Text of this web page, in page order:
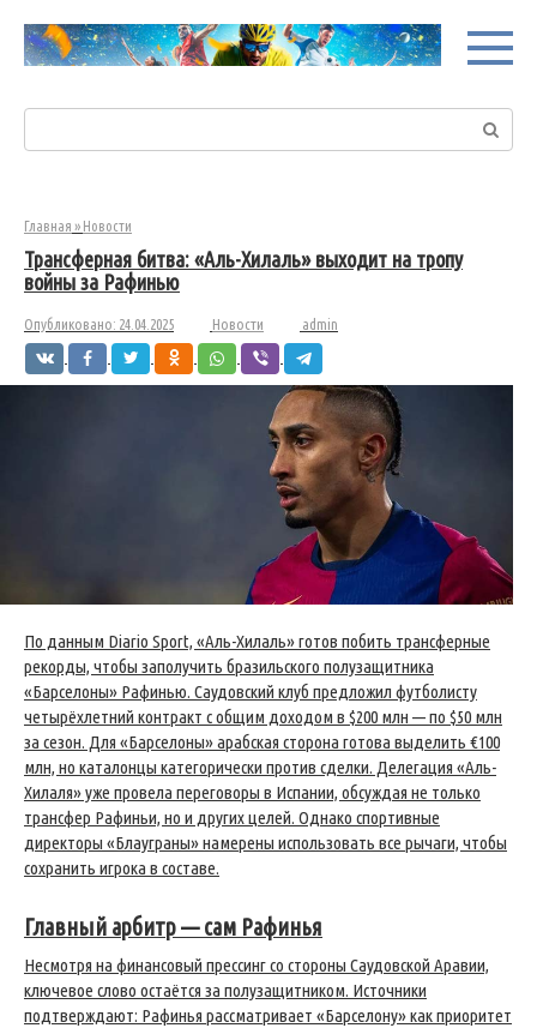
контенту
Главная » Новости
Трансферная битва: «Аль-Хилаль» выходит на тропу
войны за Рафинью
Опубликовано: 24.04.2025 Новости admin
По данным Diario Sport, «Аль-Хилаль» готов побить трансферные
рекорды, чтобы заполучить бразильского полузащитника
«Барселоны» Рафинью. Саудовский клуб предложил футболисту
четырёхлетний контракт с общим доходом в $200 млн — по $50 млн
за сезон. Для «Барселоны» арабская сторона готова выделить €100
млн, но каталонцы категорически против сделки. Делегация «Аль-
Хилаля» уже провела переговоры в Испании, обсуждая не только
трансфер Рафиньи, но и других целей. Однако спортивные
директоры «Блауграны» намерены использовать все рычаги, чтобы
сохранить игрока в составе.
Главный арбитр — сам Рафинья
Несмотря на финансовый прессинг со стороны Саудовской Аравии,
ключевое слово остаётся за полузащитником. Источники
подтверждают: Рафинья рассматривает «Барселону» как приоритет